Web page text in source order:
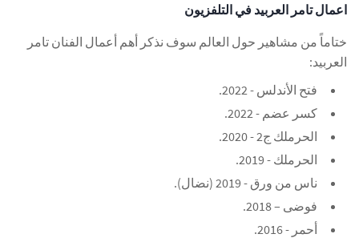
اعمال تامر العربيد في التلفزيون
ختاماً من مشاهير حول العالم سوف نذكر أهم أعمال الفنان تامر
العربيد:
فتح الأندلس - 2022.
كسر عضم - 2022.
الحرملك ج2 - 2020.
الحرملك - 2019.
ناس من ورق - 2019 (نضال).
فوضى – 2018.
أحمر - 2016.